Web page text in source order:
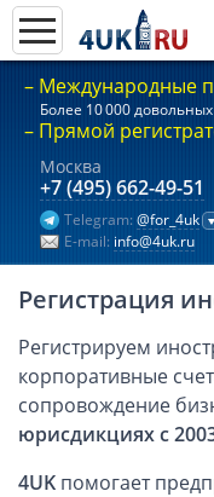
– Международные
Более 10000довольных
– Прямой
Москва
+7 (495) 662-49-51
Telegram: @for_4uk
E-mail: info@4uk.ru
Актуальные
Компании в Гонконге
Английские компании
Киргизия (компания и
Компании в Китае
Kомпания в Канаде с
Платежная система
Платежная система
Платежная система
Регистрация
Регистрируем
корпоративные
сопровождение
юрисдикциях с
4UK помогает